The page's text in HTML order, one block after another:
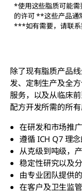
*使用这些脂质可能
的许可 **这些产品通
***如有需要，请联系
除了现有脂质产品
发、定制生产及全
服务，以及从临床
配方开发所需的所
在研发和市场推
遵循 ICH Q7 理
从克级到吨级，
稳定性研究以及
由专业团队提供
在客户及卫生监